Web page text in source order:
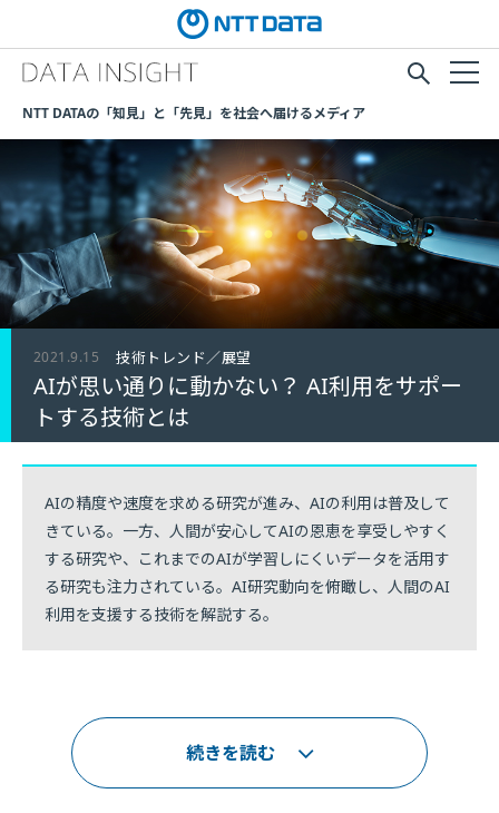
NTT DATAの「知見」と「先見」を社会へ届けるメディア
2021.9.15 技術トレンド／展望
AIが思い通りに動かない？ AI利用をサポー
トする技術とは
AIの精度や速度を求める研究が進み、AIの利用は普及して
きている。一方、人間が安心してAIの恩恵を享受しやすく
する研究や、これまでのAIが学習しにくいデータを活用す
る研究も注力されている。AI研究動向を俯瞰し、人間のAI
利用を支援する技術を解説する。
続きを読む